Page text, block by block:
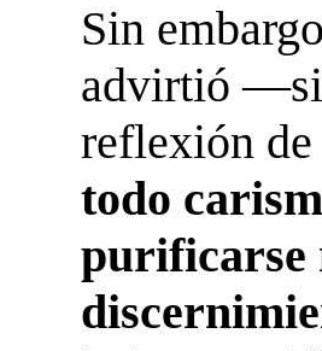
Sin
advirtió
reflexión
todo
purificarse